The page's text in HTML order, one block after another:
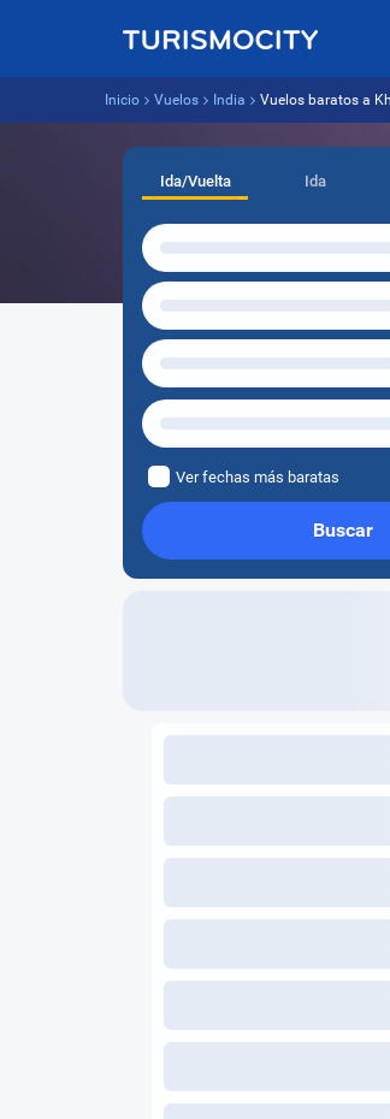
Inicio Vuelos India Vuelos baratos a
Ida/Vuelta Ida
Ver fechas más baratas
Buscar